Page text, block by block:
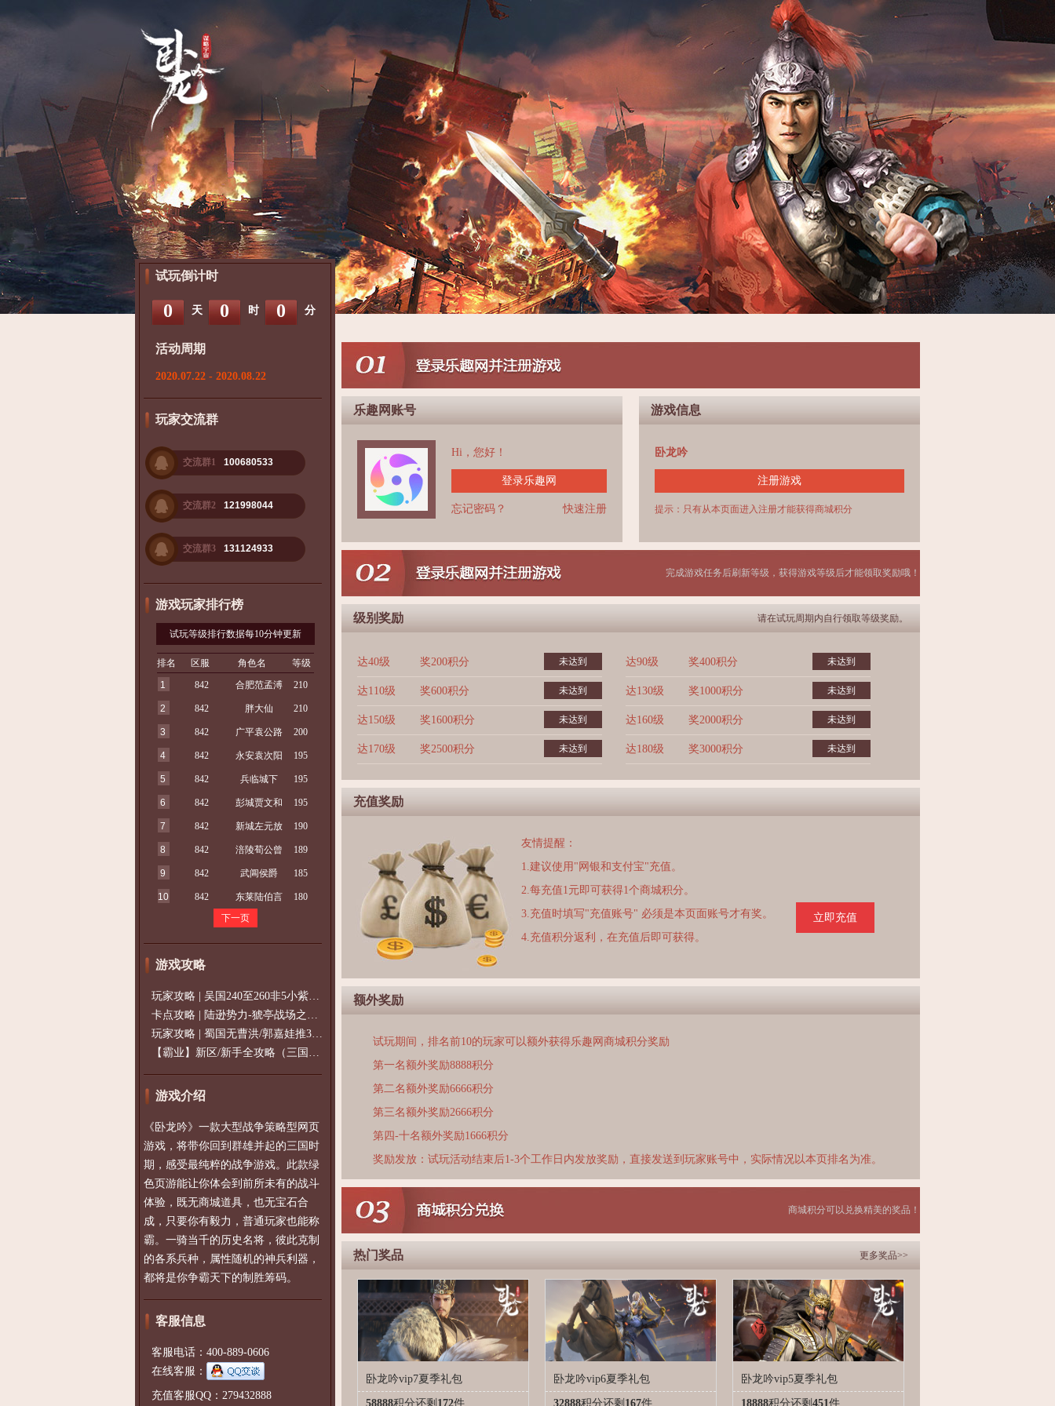
试玩倒计时
0 天 0 时 0 分
活动周期
2020.07.22 - 2020.08.22
玩家交流群
交流群1 100680533
交流群2 121998044
交流群3 131124933
游戏玩家排行榜
试玩等级排行数据每10分钟更新
排名 区服 角色名
等级
1
842 合肥范孟溥 210
2 842 胖大仙 210
3 842 广平袁公路 200
4 842 永安袁次阳 195
5 842 兵临城下 195
6 842 彭城贾文和 195
7 842 新城左元放 190
8 842 涪陵荀公曾 189
9 842 武阊侯爵 185
10 842 东莱陆伯言
180
下一页
游戏攻略
玩家攻略 | 吴国240至260非5小紫过策免
卡点攻略 | 陆逊势力-猇亭战场之陆逊
玩家攻略 | 蜀国无曹洪/郭嘉娃推375级，
【霸业】新区/新手全攻略（三国通用）2
游戏介绍
《卧龙吟》一款大型战争策略型网页
游戏，将带你回到群雄并起的三国时
期，感受最纯粹的战争游戏。此款绿
色页游能让你体会到前所未有的战斗
体验，既无商城道具，也无宝石合
成，只要你有毅力，普通玩家也能称
霸。一骑当千的历史名将，彼此克制
的各系兵种，属性随机的神兵利器，
都将是你争霸天下的制胜筹码。
客服信息
客服电话：400-889-0606
在线客服：
充值客服QQ：279432888
乐趣网账号
Hi，您好！
登录乐趣网
快速注册
忘记密码？
游戏信息
卧龙吟
注册游戏
提示：只有从本页面进入注册才能获得商城积分
完成游戏任务后刷新等级，获得游戏等级后才能领取奖励哦！
级别奖励 请在试玩周期内自行领取等级奖励。
达40级 奖200积分 未达到 达90级 奖400积分 未达到
达110级 奖600积分 未达到 达130级 奖1000积分 未达到
达150级 奖1600积分 未达到 达160级 奖2000积分 未达到
达170级 奖2500积分 未达到 达180级 奖3000积分 未达到
充值奖励
友情提醒：
1.建议使用"网银和支付宝"充值。
2.每充值1元即可获得1个商城积分。
3.充值时填写"充值账号" 必须是本页面账号才有奖。
4.充值积分返利，在充值后即可获得。
立即充值
额外奖励
试玩期间，排名前10的玩家可以额外获得乐趣网商城积分奖励
第一名额外奖励8888积分
第二名额外奖励6666积分
第三名额外奖励2666积分
第四-十名额外奖励1666积分
奖励发放：试玩活动结束后1-3个工作日内发放奖励，直接发送到玩家账号中，实际情况以本页排名为准。
商城积分可以兑换精美的奖品！
热门奖品 更多奖品>>
卧龙吟vip7夏季礼包
58888积分还剩 172件
卧龙吟vip6夏季礼包
32888积分还剩 167件
卧龙吟vip5夏季礼包
18888积分还剩 451 件